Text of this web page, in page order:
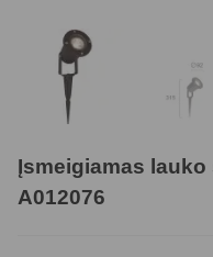
Įsmeigiamas
A012076